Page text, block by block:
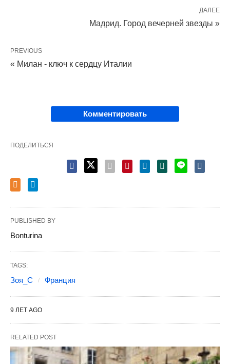
ДАЛЕЕ
Мадрид. Город вечерней звезды »
PREVIOUS
« Милан - ключ к сердцу Италии
Комментировать
ПОДЕЛИТЬСЯ
PUBLISHED BY
Bonturina
TAGS:
Зоя_С Франция
9 ЛЕТ AGO
RELATED POST